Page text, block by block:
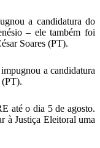
a candidatura do
– ele também foi
Soares (PT).
a candidatura
(PT).
até o dia 5 de agosto.
à Justiça Eleitoral uma